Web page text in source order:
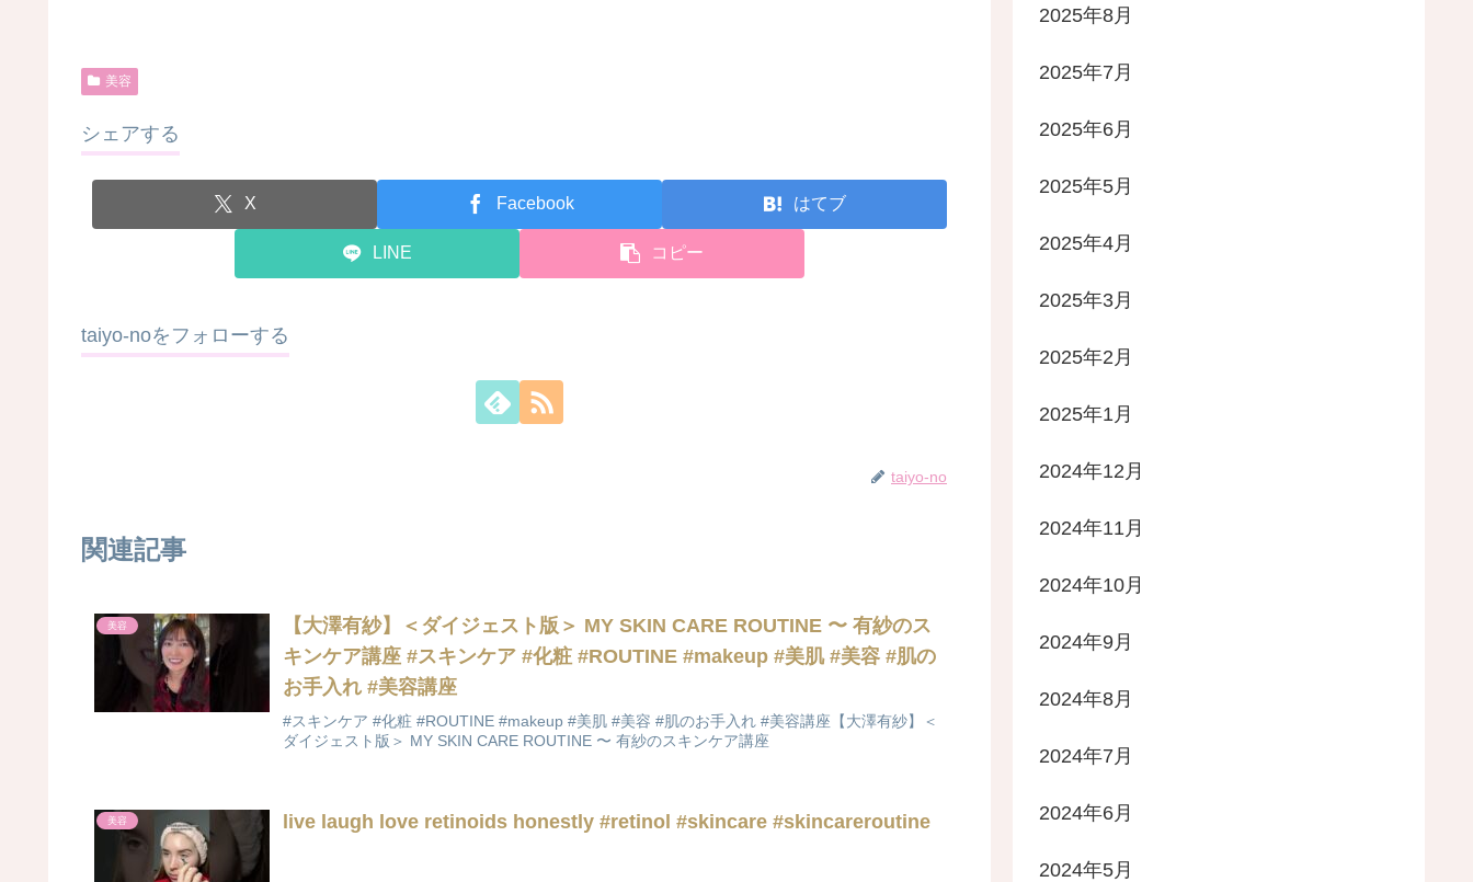
美容
シェアする
X Facebook はてブ
LINE コピー
taiyo-noをフォローする
taiyo-no
関連記事
美容
【大澤有紗】＜ダイジェスト版＞ MY SKIN CARE ROUTINE 〜 有紗のス
キンケア講座 #スキンケア #化粧 #ROUTINE #makeup #美肌 #美容 #肌の
お手入れ #美容講座
#スキンケア #化粧 #ROUTINE #makeup #美肌 #美容 #肌のお手入れ #美容講座【大澤有紗】＜
ダイジェスト版＞ MY SKIN CARE ROUTINE 〜 有紗のスキンケア講座
美容 live laugh love retinoids honestly #retinol #skincare #skincareroutine
2025年8月
2025年7月
2025年6月
2025年5月
2025年4月
2025年3月
2025年2月
2025年1月
2024年12月
2024年11月
2024年10月
2024年9月
2024年8月
2024年7月
2024年6月
2024年5月